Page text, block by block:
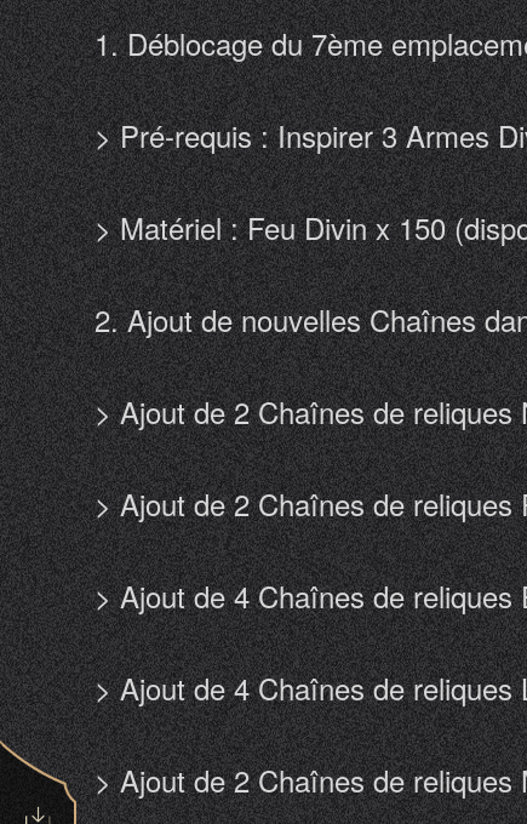
1. Déblocage du 7ème
> Pré-requis : Inspirer 3 Armes
> Matériel : Feu Divin x 150
2. Ajout de nouvelles Chaînes
> Ajout de 2 Chaînes de reliques
> Ajout de 2 Chaînes de reliques
> Ajout de 4 Chaînes de reliques
> Ajout de 4 Chaînes de reliques
> Ajout de 2 Chaînes de reliques